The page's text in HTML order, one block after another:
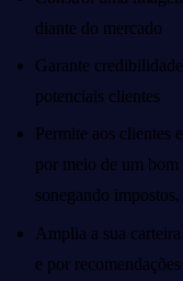
diante do mercado
Garante
potenciais clientes
Permite aos clientes
por meio de um bom
sonegando
Amplia a sua
e por recomendações